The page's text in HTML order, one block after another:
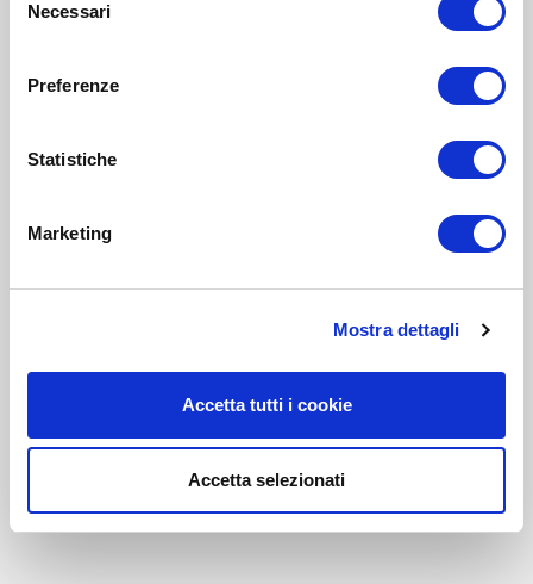
delNecessari
Preferenze
Statistiche
Marketing
Mostra dettagli
Accetta tutti i cookie
Accetta selezionati